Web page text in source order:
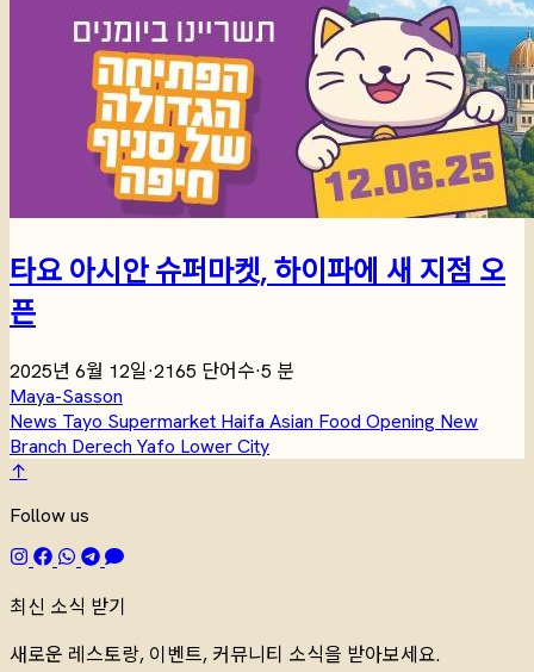
타요 아시안 슈퍼마켓, 하이파에 새 지점 오
픈
2025년 6월 12일·2165 단어수·5 분
Maya-Sasson
News Tayo Supermarket Haifa Asian Food Opening New
Branch Derech Yafo Lower City
↑
Follow us
최신 소식 받기
새로운 레스토랑, 이벤트, 커뮤니티 소식을 받아보세요.